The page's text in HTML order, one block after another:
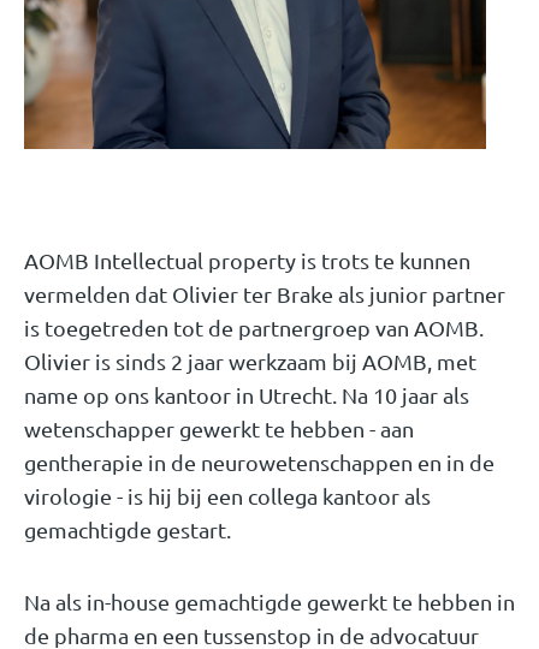
AOMB Intellectual property is trots te kunnen
vermelden dat Olivier ter Brake als junior partner
is toegetreden tot de partnergroep van AOMB.
Olivier is sinds 2 jaar werkzaam bij AOMB, met
name op ons kantoor in Utrecht. Na 10 jaar als
wetenschapper gewerkt te hebben - aan
gentherapie in de neurowetenschappen en in de
virologie - is hij bij een collega kantoor als
gemachtigde gestart.
Na als in-house gemachtigde gewerkt te hebben in
de pharma en een tussenstop in de advocatuur